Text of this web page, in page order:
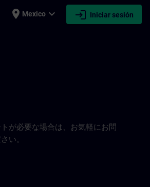
place Mexico expand_more login Iniciar sesión
が必要な場合は、お気軽にお問
い。